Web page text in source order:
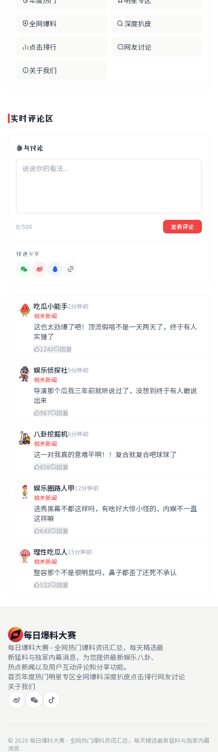
全网爆料 深度扒皮
点击排行 网友讨论
关于我们
实时评论区
参与讨论
0/500 发表评论
快速分享
吃瓜小能手2分钟前
相关新闻
这也太劲爆了吧！顶流假唱不是一天两天了，终于有人
实锤了
1243 回复
娱乐侦探社5分钟前
相关新闻
导演那个瓜我三年前就听说过了，没想到终于有人敢说
出来
987 回复
八卦挖掘机8分钟前
相关新闻
这一对我真的意难平啊！！复合就复合吧球球了
856 回复
娱乐圈路人甲12分钟前
相关新闻
选秀黑幕不都这样吗，有啥好大惊小怪的，内娱不一直
这样嘛
643 回复
理性吃瓜人15分钟前
相关新闻
整容那个不是很明显吗，鼻子都歪了还死不承认
532 回复
每日爆料大赛
每日爆料大赛 - 全网热门爆料资讯汇总，每天精选最
新猛料与独家内幕消息，为您提供最新娱乐八卦、
热点新闻以及用户互动评论和分享功能。
首页年度热门明星专区全网爆料深度扒皮点击排行网友讨论
关于我们
© 2026 每日爆料大赛 - 全网热门爆料资讯汇总，每天精选最新猛料与独家内幕
消息